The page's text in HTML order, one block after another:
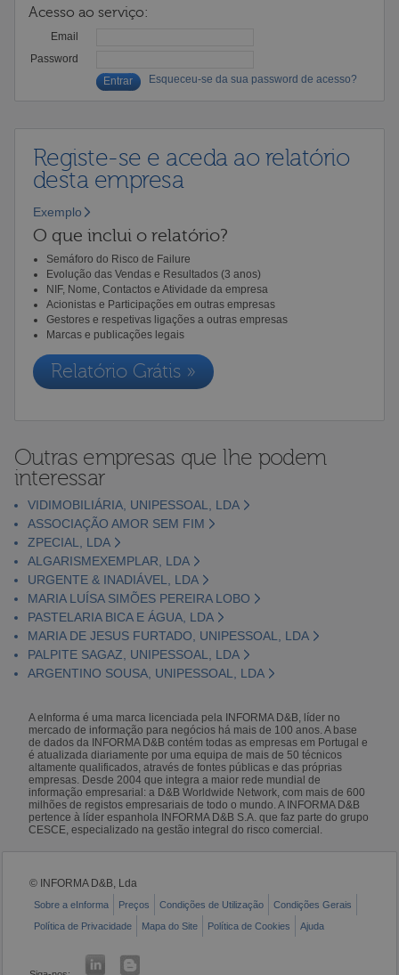
Acesso ao serviço:
Email
Password
Esqueceu-se da sua password de acesso?
Registe-se e aceda ao relatório
desta empresa
Exemplo
O que inclui o relatório?
Semáforo do Risco de Failure
Evolução das Vendas e Resultados (3 anos)
NIF, Nome, Contactos e Atividade da empresa
Acionistas e Participações em outras empresas
Gestores e respetivas ligações a outras empresas
Marcas e publicações legais
Relatório Grátis »
Outras empresas que lhe podem
interessar
VIDIMOBILIÁRIA, UNIPESSOAL, LDA
ASSOCIAÇÃO AMOR SEM FIM
ZPECIAL, LDA
ALGARISMEXEMPLAR, LDA
URGENTE & INADIÁVEL, LDA
MARIA LUÍSA SIMÕES PEREIRA LOBO
PASTELARIA BICA E ÁGUA, LDA
MARIA DE JESUS FURTADO, UNIPESSOAL, LDA
PALPITE SAGAZ, UNIPESSOAL, LDA
ARGENTINO SOUSA, UNIPESSOAL, LDA
A eInforma é uma marca licenciada pela INFORMA D&B, líder no
mercado de informação para negócios há mais de 100 anos. A base
de dados da INFORMA D&B contém todas as empresas em Portugal e
é atualizada diariamente por uma equipa de mais de 50 técnicos
altamente qualificados, através de fontes públicas e das próprias
empresas. Desde 2004 que integra a maior rede mundial de
informação empresarial: a D&B Worldwide Network, com mais de 600
milhões de registos empresariais de todo o mundo. A INFORMA D&B
pertence à líder espanhola INFORMA D&B S.A. que faz parte do grupo
CESCE, especializado na gestão integral do risco comercial.
© INFORMA D&B, Lda
Sobre a eInforma Preços Condições de Utilização
Condições Gerais
Política de Privacidade
Mapa do Site Política de Cookies Ajuda